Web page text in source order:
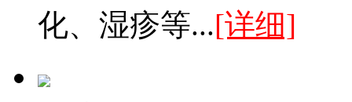
化、湿疹等...[详细]